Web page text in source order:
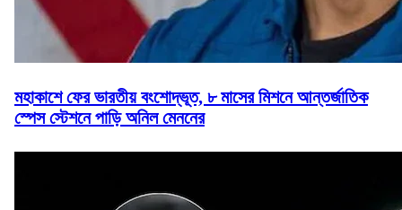
মহাকাশে ফের ভারতীয় বংশোদ্ভূত, ৮ মাসের মিশনে আন্তর্জাতিক
স্পেস স্টেশনে পাড়ি অনিল মেননের